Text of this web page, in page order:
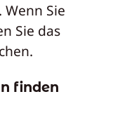
Sie
Sie das
finden